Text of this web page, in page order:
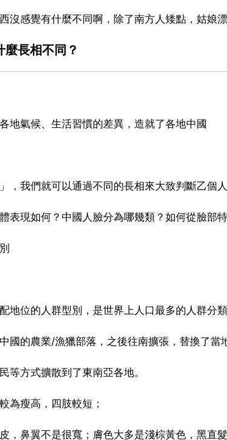
沒感覺有什麼不同啊，除了南方人矮點，姑娘漂
長相不同？
地氣候、生活習慣的差異，造就了各地中國
，我們就可以通過不同的長相來大致判斷乙個
表現如何？中國人臉分為哪幾類？如何從臉部
地位的人群型別，是世界上人口最多的人群分類
國的農業/漁獵部落，之後往南擴張，替換了當
等方式擴散到了東南亞各地。
為瘦高，四肢較短；
，鼻翼不是很寬；膚色大多是淺棕黃色，黑直髮